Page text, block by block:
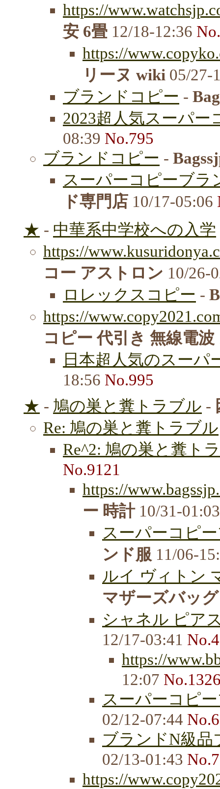
https://
安 6畳 12/18-12:36
https://
リーヌ wiki 05/27-
ブランドコピー -
2023超人気スーパー
08:39 No.795
ブランドコピー -
スーパーコピーブラ
ド専門店 10/17-05:06
★ - 中華系中学校への入学
https://
コー アストロン 10/26-
ロレックスコピー -
https://
コピー 代引き 無線電波
日本超人気のスーパ
18:56 No.995
★ - 鳩の巣と糞トラブル -
Re: 鳩の巣と糞トラブル
Re^2: 鳩の巣と糞ト
No.9121
https://
ー 時計10/31-
スーパーコピ
ンド服 11/06-
ルイ ヴィトン
マザーズバッ
シャネル ピア
12/17-03:41
https://
12:07
スーパーコピ
02/12-07:44
ブランドN級品
02/13-01:43
https://